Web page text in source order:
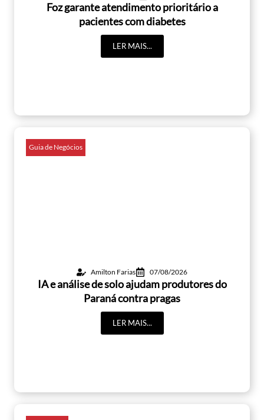
Foz garante atendimento prioritário a
pacientes com diabetes
LER MAIS...
Guia de Negócios
Amilton Farias 07/08/2026
IA e análise de solo ajudam produtores do
Paraná contra pragas
LER MAIS...